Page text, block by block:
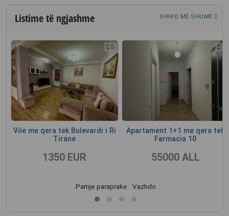
Listime të ngjashme SHIKO MË SHUMË
5
Vile me qera tek Bulevardi i Ri
Tirane
1350 EUR
Apartament 1+1 me qera tek
Farmacia 10
55000 ALL
Pamje paraprake Vazhdo